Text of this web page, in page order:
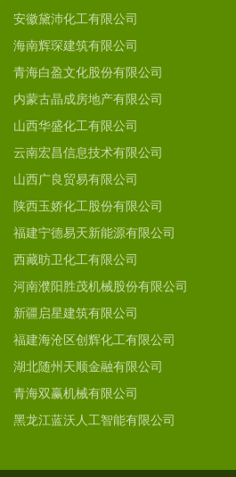
安徽黛沛化工有限公司
海南辉琛建筑有限公司
青海白盈文化股份有限公司
内蒙古晶成房地产有限公司
山西华盛化工有限公司
云南宏昌信息技术有限公司
山西广良贸易有限公司
陕西玉娇化工股份有限公司
福建宁德易天新能源有限公司
西藏昉卫化工有限公司
河南濮阳胜茂机械股份有限公司
新疆启星建筑有限公司
福建海沧区创辉化工有限公司
湖北随州天顺金融有限公司
青海双赢机械有限公司
黑龙江蓝沃人工智能有限公司